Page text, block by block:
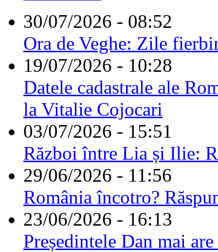
30/07/2026 - 08:52
Ora de Veghe: Zile
19/07/2026 - 10:28
Datele cadastrale ale
la Vitalie Cojocari
03/07/2026 - 15:51
Război între Lia și Ilie:
29/06/2026 - 11:56
România încotro?
23/06/2026 - 16:13
Președintele Dan mai